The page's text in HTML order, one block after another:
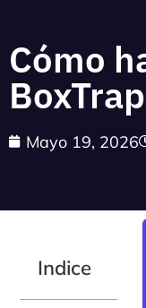
Cómo
Mayo 19, 2026
Indice